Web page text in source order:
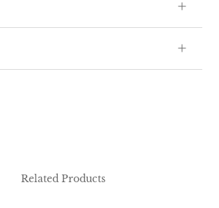
Related Products